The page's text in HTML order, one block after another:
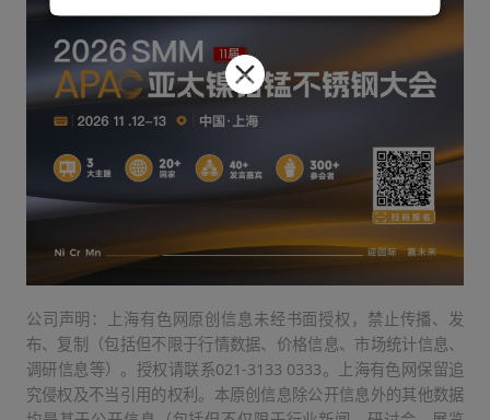
公司声明：上海有色网原创信息未经书面授权，禁止传播、发
布、复制（包括但不限于行情数据、价格信息、市场统计信息、
调研信息等）。授权请联系021-3133 0333。上海有色网保留追
究侵权及不当引用的权利。本原创信息除公开信息外的其他数据